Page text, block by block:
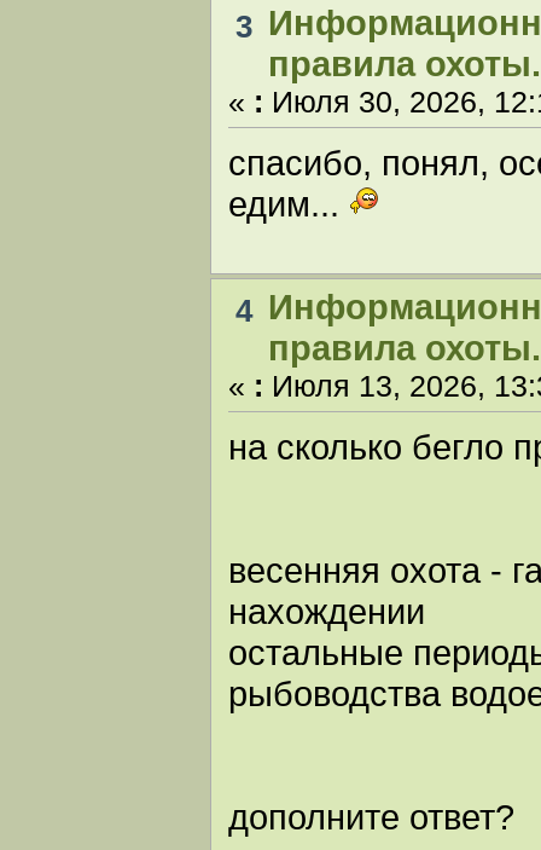
3
правила охоты.
« : Июля 30, 2026,
спасибо, понял,
едим...
4
правила охоты.
« : Июля 13, 2026,
на сколько бегло
весенняя охота -
нахождении
остальные
рыбоводства
дополните ответ?